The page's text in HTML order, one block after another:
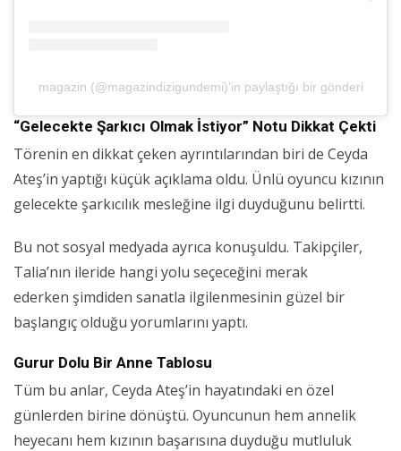
magazin (@magazindizigundemi)'in paylaştığı bir gönderi
“Gelecekte Şarkıcı Olmak İstiyor” Notu Dikkat Çekti
Törenin en dikkat çeken ayrıntılarından biri de Ceyda
Ateş’in yaptığı küçük açıklama oldu. Ünlü oyuncu kızının
gelecekte şarkıcılık mesleğine ilgi duyduğunu belirtti.
Bu not sosyal medyada ayrıca konuşuldu. Takipçiler,
Talia’nın ileride hangi yolu seçeceğini merak
ederken şimdiden sanatla ilgilenmesinin güzel bir
başlangıç olduğu yorumlarını yaptı.
Gurur Dolu Bir Anne Tablosu
Tüm bu anlar, Ceyda Ateş’in hayatındaki en özel
günlerden birine dönüştü. Oyuncunun hem annelik
heyecanı hem kızının başarısına duyduğu mutluluk